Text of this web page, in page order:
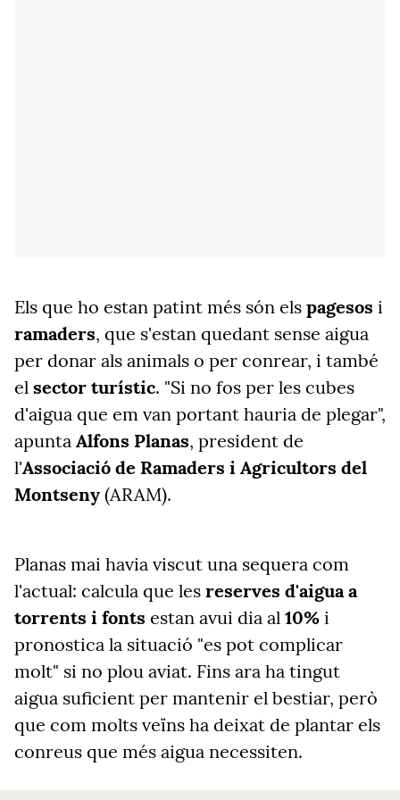
Els que ho estan patint més són els pagesos i
ramaders, que s'estan quedant sense aigua
per donar als animals o per conrear, i també
el sector turístic. "Si no fos per les cubes
d'aigua que em van portant hauria de plegar",
apunta Alfons Planas, president de
l'Associació de Ramaders i Agricultors del
Montseny (ARAM).
Planas mai havia viscut una sequera com
l'actual: calcula que les reserves d'aigua a
torrents i fonts estan avui dia al 10% i
pronostica la situació "es pot complicar
molt" si no plou aviat. Fins ara ha tingut
aigua suficient per mantenir el bestiar, però
que com molts veïns ha deixat de plantar els
conreus que més aigua necessiten.